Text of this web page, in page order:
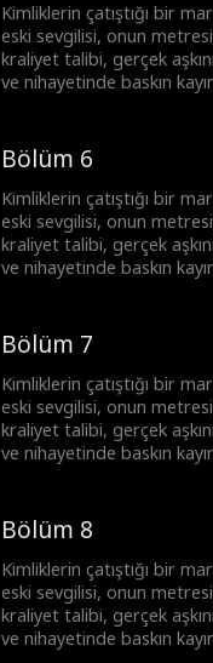
Kimliklerin çatıştığı bir
eski sevgilisi, onun
kraliyet talibi, gerçek
ve nihayetinde baskın
Bölüm 6
Kimliklerin çatıştığı bir
eski sevgilisi, onun
kraliyet talibi, gerçek
ve nihayetinde baskın
Bölüm 7
Kimliklerin çatıştığı bir
eski sevgilisi, onun
kraliyet talibi, gerçek
ve nihayetinde baskın
Bölüm 8
Kimliklerin çatıştığı bir
eski sevgilisi, onun
kraliyet talibi, gerçek
ve nihayetinde baskın